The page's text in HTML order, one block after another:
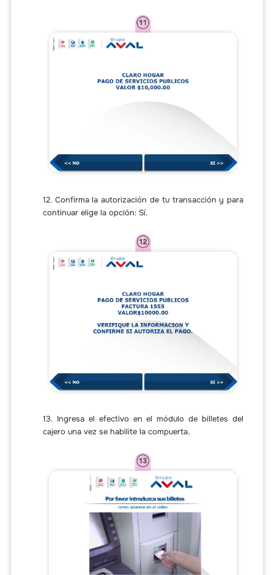
12. Confirma la autorización de tu transacción y para
continuar elige la opción: Sí.
13. Ingresa el efectivo en el módulo de billetes del
cajero una vez se habilite la compuerta.